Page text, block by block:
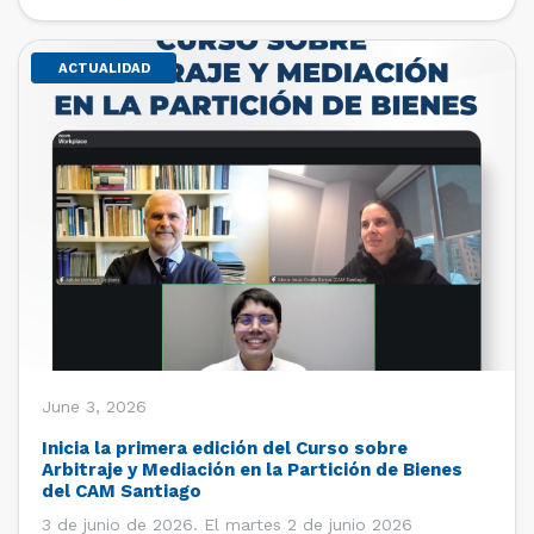
de estudiantes de […]
ACTUALIDAD
June 3, 2026
Inicia la primera edición del Curso sobre
Arbitraje y Mediación en la Partición de Bienes
del CAM Santiago
3 de junio de 2026. El martes 2 de junio 2026